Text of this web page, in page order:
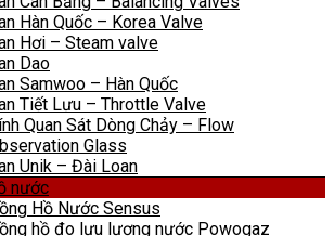
Hàn Quốc – Korea Valve
Hơi – Steam valve
Dao
Samwoo – Hàn Quốc
Tiết Lưu – Throttle Valve
Quan Sát Dòng Chảy – Flow
Glass
Unik – Đài Loan
nước
Hồ Nước Sensus
hồ đo lưu lượng nước Powogaz